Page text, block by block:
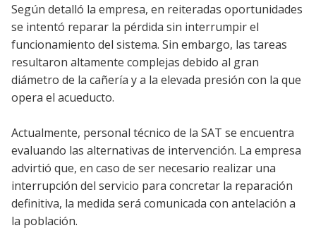
Según detalló la empresa, en reiteradas oportunidades
se intentó reparar la pérdida sin interrumpir el
funcionamiento del sistema. Sin embargo, las tareas
resultaron altamente complejas debido al gran
diámetro de la cañería y a la elevada presión con la que
opera el acueducto.
Actualmente, personal técnico de la SAT se encuentra
evaluando las alternativas de intervención. La empresa
advirtió que, en caso de ser necesario realizar una
interrupción del servicio para concretar la reparación
definitiva, la medida será comunicada con antelación a
la población.